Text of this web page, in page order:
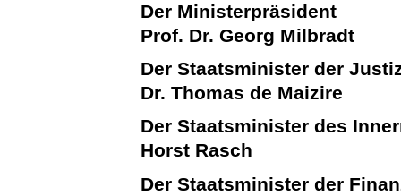
Der Ministerpräsident
Prof. Dr. Georg Milbradt
Der Staatsminister der
Dr. Thomas de Maizire
Der Staatsminister des
Horst Rasch
Der Staatsminister der